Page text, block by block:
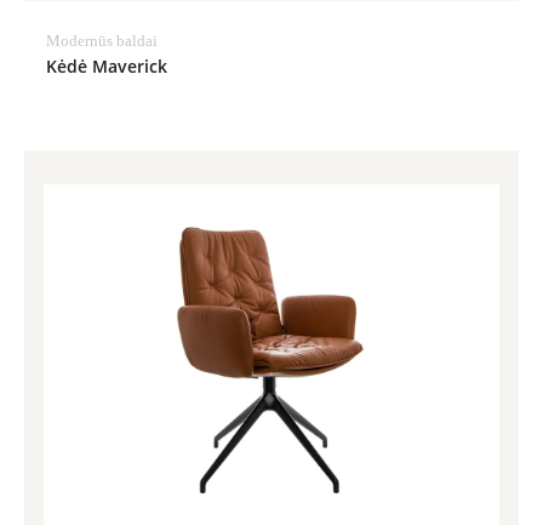
Modernūs baldai
Kėdė Maverick